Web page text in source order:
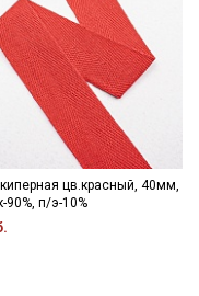
цв.красный, 40мм,
90%, п/э-10%
и